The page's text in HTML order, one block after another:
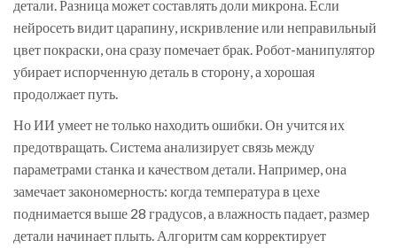
детали. Разница может составлять доли микрона. Если
нейросеть видит царапину, искривление или неправильный
цвет покраски, она сразу помечает брак. Робот-манипулятор
убирает испорченную деталь в сторону, а хорошая
продолжает путь.
Но ИИ умеет не только находить ошибки. Он учится их
предотвращать. Система анализирует связь между
параметрами станка и качеством детали. Например, она
замечает закономерность: когда температура в цехе
поднимается выше 28 градусов, а влажность падает, размер
детали начинает плыть. Алгоритм сам корректирует